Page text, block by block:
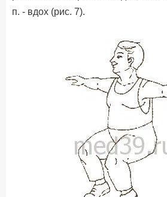
п. - вдох (рис. 7).